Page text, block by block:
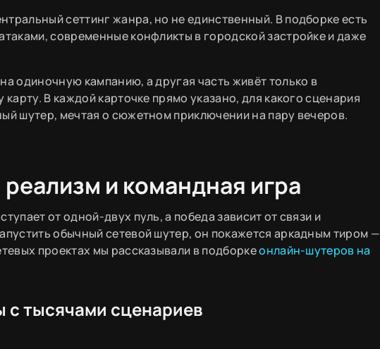
сеттинг жанра, но не единственный. В подборке есть
современные конфликты в городской застройке и даже
одиночную кампанию, а другая часть живёт только в
В каждой карточке прямо указано, для какого сценария
шутер, мечтая о сюжетном приключении на пару вечеров.
и командная игра
от одной-двух пуль, а победа зависит от связи и
обычный сетевой шутер, он покажется аркадным тиром —
проектах мы рассказывали в подборкеонлайн-шутеров на
с тысячами сценариев